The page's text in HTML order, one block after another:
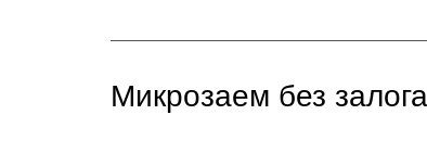
Микрозаем без